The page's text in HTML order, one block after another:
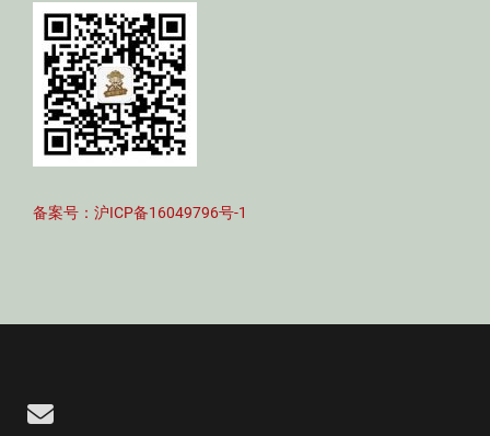
备案号：沪ICP备16049796号-1
Email